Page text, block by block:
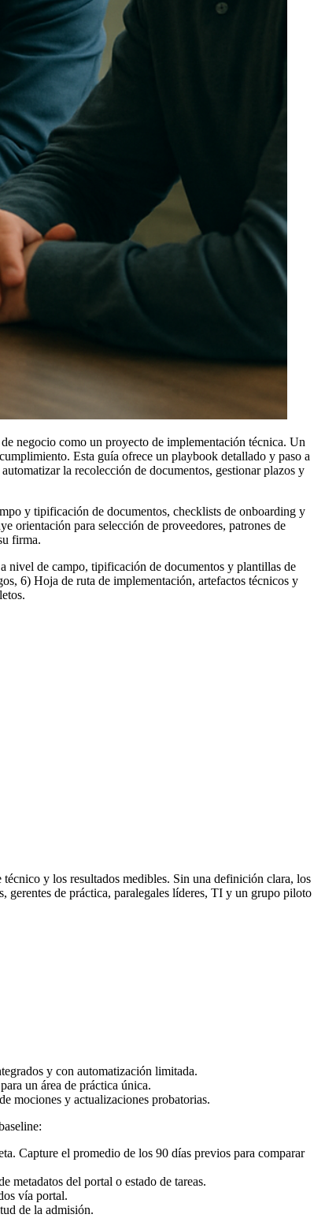
negocio como un proyecto de implementación técnica. Un
Esta guía ofrece un playbook detallado y paso a
la recolección de documentos, gestionar plazos y
y tipificación de documentos, checklists de onboarding y
orientación para selección de proveedores, patrones de
firma.
nivel de campo, tipificación de documentos y plantillas de
6) Hoja de ruta de implementación, artefactos técnicos y
y los resultados medibles. Sin una definición clara, los
gerentes de práctica, paralegales líderes, TI y un grupo piloto
y con automatización limitada.
un área de práctica única.
mociones y actualizaciones probatorias.
Capture el promedio de los 90 días previos para comparar
metadatos del portal o estado de tareas.
vía portal.
de la admisión.